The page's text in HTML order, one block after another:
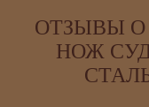
ОТЗЫВЫ
НОЖ